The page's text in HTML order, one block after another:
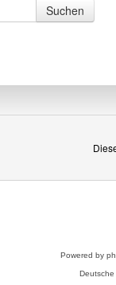
Suchen
Powered by